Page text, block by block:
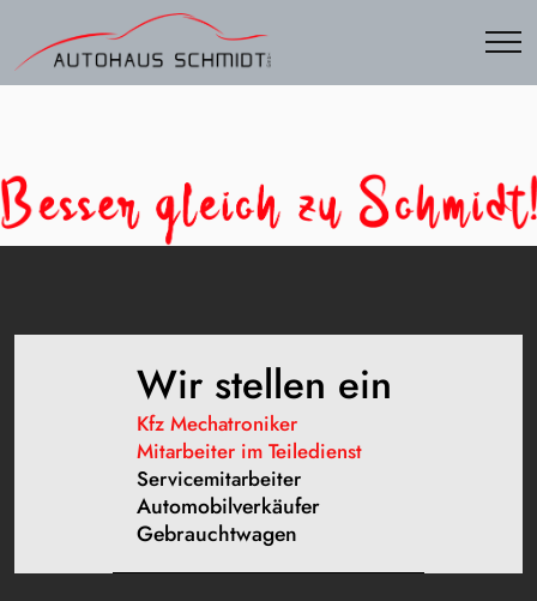
Wir stellen ein
Kfz Mechatroniker
Mitarbeiter im Teiledienst
Servicemitarbeiter
Automobilverkäufer
Gebrauchtwagen